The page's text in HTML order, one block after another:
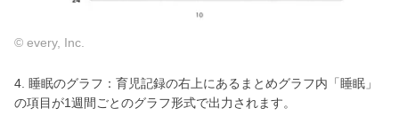
© every, Inc.
4. 睡眠のグラフ：育児記録の右上にあるまとめグラフ内「睡眠」
の項目が1週間ごとのグラフ形式で出力されます。